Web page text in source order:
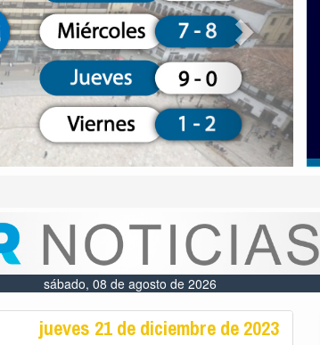
sábado, 08 de agosto de 2026
jueves 21 de diciembre de 2023